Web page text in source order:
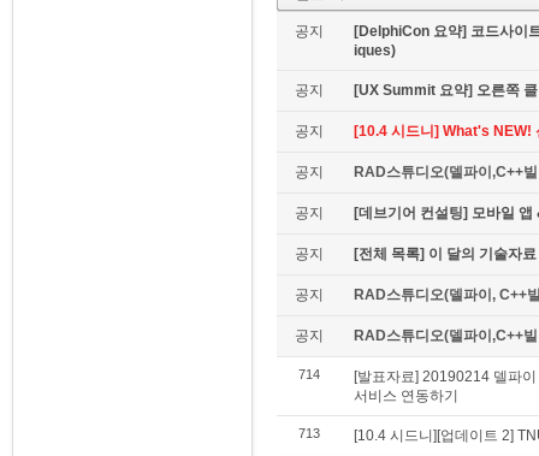
공지
[DelphiCon 요약] 코드사이
iques)
공지 [UX Summit 요약] 오른쪽
공지 [10.4 시드니] What's NEW!
공지 RAD스튜디오(델파이,C++
공지 [데브기어 컨설팅] 모바일
공지 [전체 목록] 이 달의 기술자
공지 RAD스튜디오(델파이, C++
공지 RAD스튜디오(델파이,C++
714
[발표자료] 20190214 델파
서비스 연동하기
713 [10.4 시드니][업데이트 2]